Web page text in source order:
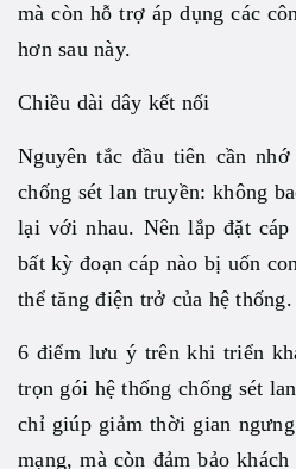
mà còn hỗ trợ áp dụng các
hơn sau này.
Chiều dài dây kết nối
Nguyên tắc đầu tiên cần
chống sét lan truyền: không
lại với nhau. Nên lắp đặt
bất kỳ đoạn cáp nào bị uốn
thể tăng điện trở của hệ thống.
6 điểm lưu ý trên khi triển
trọn gói hệ thống chống sét
chỉ giúp giảm thời gian
mạng, mà còn đảm bảo